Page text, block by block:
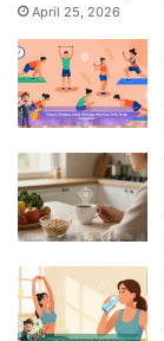
April 25, 2026